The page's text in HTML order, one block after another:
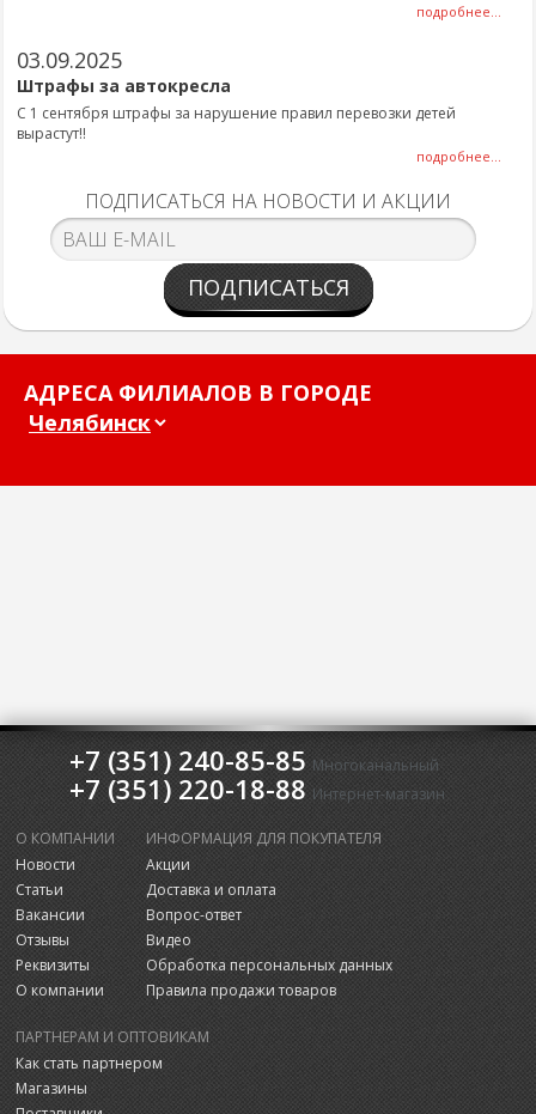
подробнее...
03.09.2025
Штрафы за автокресла
С 1 сентября штрафы за нарушение правил перевозки детей
вырастут!!
подробнее...
ПОДПИСАТЬСЯ НА НОВОСТИ И АКЦИИ
ПОДПИСАТЬСЯ
АДРЕСА ФИЛИАЛОВ В ГОРОДЕ
+7 (351) 240-85-85 Многоканальный
+7 (351) 220-18-88 Интернет-магазин
О КОМПАНИИ
Новости
Статьи
Вакансии
Отзывы
Реквизиты
О компании
ИНФОРМАЦИЯ ДЛЯ ПОКУПАТЕЛЯ
Акции
Доставка и оплата
Вопрос-ответ
Видео
Обработка персональных данных
Правила продажи товаров
ПАРТНЕРАМ И ОПТОВИКАМ
Как стать партнером
Магазины